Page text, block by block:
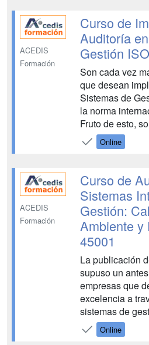
costes, tiene
fundamental
ACEDIS
Formación
Curso de
Auditoría
Gestión
Son cada vez
que desean
Sistemas de
la norma
Fruto de esto,
profesionales
formarse en
mantener los
C...
Online
ACEDIS
Formación
Curso de
Sistemas
Gestión:
Ambiente y
45001
La publicación
supuso un
empresas que
excelencia a
sistemas de
estructura de
permite trabajar
Online